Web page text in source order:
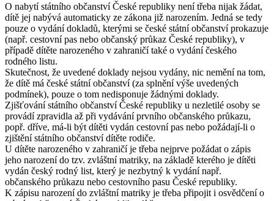
O nabytí státního občanství České republiky není třeba nijak žádat,
dítě jej nabývá automaticky ze zákona již narozením. Jedná se tedy
pouze o vydání dokladů, kterými se české státní občanství prokazuje
(např. cestovní pas nebo občanský průkaz České republiky), v
případě dítěte narozeného v zahraničí také o vydání českého
rodného listu.
Skutečnost, že uvedené doklady nejsou vydány, nic nemění na tom,
že dítě má české státní občanství (za splnění výše uvedených
podmínek), pouze o tom nedisponuje žádnými doklady.
Zjišťování státního občanství České republiky u nezletilé osoby se
provádí zpravidla až při vydávání prvního občanského průkazu,
popř. dříve, má-li být dítěti vydán cestovní pas nebo požádají-li o
zjištění státního občanství dítěte rodiče.
U dítěte narozeného v zahraničí je třeba nejprve požádat o zápis
jeho narození do tzv. zvláštní matriky, na základě kterého je dítěti
vydán český rodný list, který je nezbytný k vydání např.
občanského průkazu nebo cestovního pasu České republiky.
K zápisu narození do zvláštní matriky je třeba připojit i osvědčení o